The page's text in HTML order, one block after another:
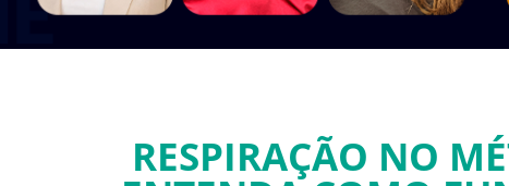
RESPIRAÇÃO NO